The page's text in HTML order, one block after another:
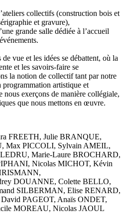
collectifs (construction bois et
et gravure),
grande salle dédiée à l’accueil
vue et les idées se débattent, où la
et les savoirs-faire se
la notion de collectif tant par notre
artistique et
nous exerçons de manière collégiale,
que nous mettons en œuvre.
FREETH, Julie BRANQUE,
Max PICCOLI, Sylvain AMEIL,
Marie-Laure BROCHARD,
Nicolas MICHOT, Kévin
DOUANNE, Colette BELLO,
SILBERMAN, Elise RENARD,
PAGEOT, Anaïs ONDET,
MOREAU, Nicolas JAOUL